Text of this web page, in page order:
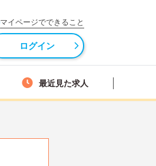
マイページでできること
ログイン
最近見た求人